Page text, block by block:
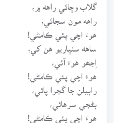
گلاب وڇائي راهه ۾،
راهه مون سجائي،
هوءَ اچي پئي ڪامڻي!
ساهه سنڀاريو هن کي،
اِجھو هوءَ آئي،
هوءَ اچي پئي ڪامڻي!
رابيلن جا گجرا پائي،
بڻجي سرهائي،
هوءَ اچي پئي ڪامڻي!